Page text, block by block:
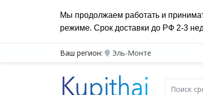
Мы продолжаем работать и
режиме. Срок доставки до РФ 2-3
Ваш регион: Эль-Монте